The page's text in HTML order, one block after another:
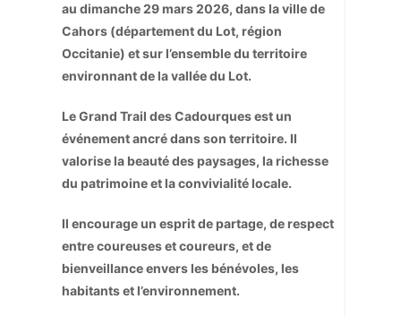
au dimanche 29 mars 2026, dans la ville de
Cahors (département du Lot, région
Occitanie) et sur l’ensemble du territoire
environnant de la vallée du Lot.
Le Grand Trail des Cadourques est un
événement ancré dans son territoire. Il
valorise la beauté des paysages, la richesse
du patrimoine et la convivialité locale.
Il encourage un esprit de partage, de respect
entre coureuses et coureurs, et de
bienveillance envers les bénévoles, les
habitants et l’environnement.